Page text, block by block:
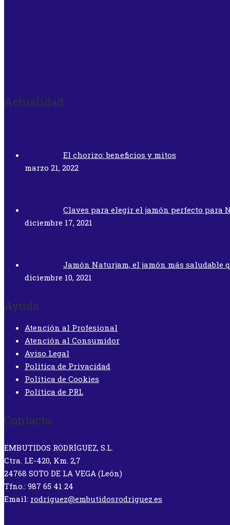
Actualidad
El chorizo: beneficios y mitos
marzo 21, 2022
Claves para elegir el jamón perfecto para
diciembre 17, 2021
Jamón Naturjam, el jamón más saludable
diciembre 10, 2021
Ayuda
Atención al Profesional
Atención al Consumidor
Aviso Legal
Política de Privacidad
Política de Cookies
Política de PRL
Contacto
EMBUTIDOS RODRÍGUEZ, S.L.
Ctra. LE-420, Km. 2,7
24768 SOTO DE LA VEGA (León)
Tfno.: 987 65 41 24
Email: rodriguez@embutidosrodriguez.es